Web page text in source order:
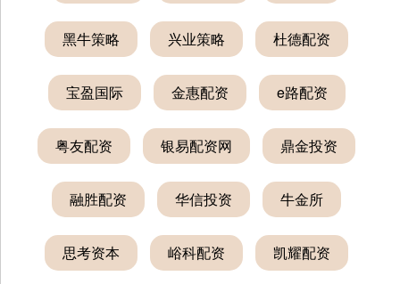
黑牛策略 兴业策略 杜德配资
宝盈国际 金惠配资 e路配资
粤友配资 银易配资网 鼎金投资
融胜配资 华信投资 牛金所
思考资本 峪科配资 凯耀配资